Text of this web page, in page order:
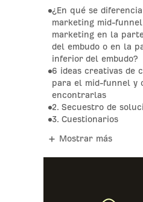
¿En qué se
marketing mid-
marketing en la
del embudo o en la
inferior del embudo?
6 ideas creativas de
para el mid-funnel y
encontrarlas
2. Secuestro de
3. Cuestionarios
Mostrar más